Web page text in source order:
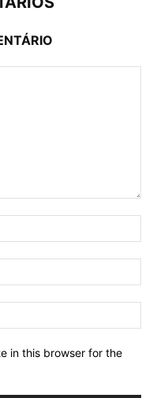
in this browser for the